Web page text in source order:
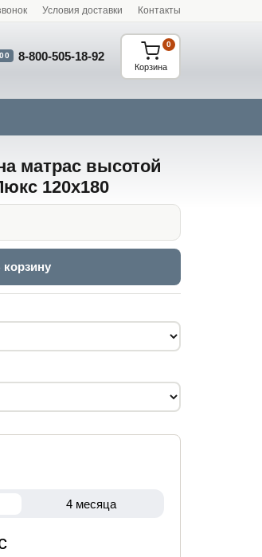
Условия доставки Контакты
8-800-505-18-92
Корзина
0
матрас высотой
120x180
корзину
4 месяца